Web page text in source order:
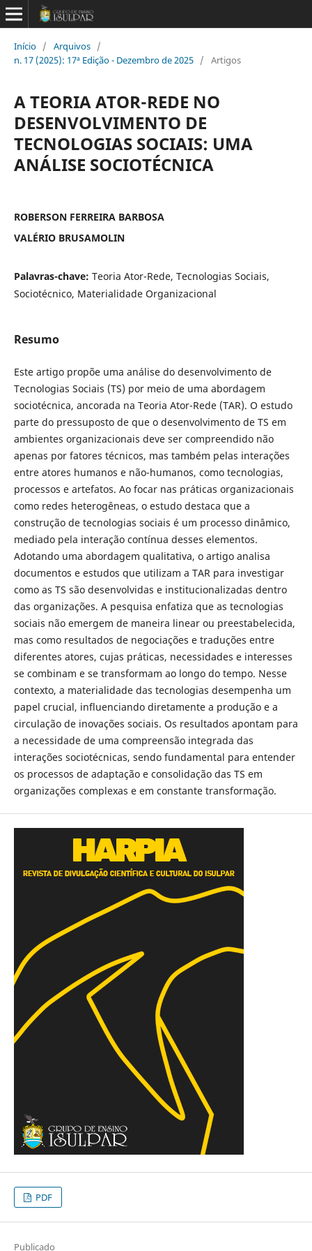
Início / Arquivos /
n. 17 (2025): 17ª Edição - Dezembro de 2025 / Artigos
A TEORIA ATOR-REDE NO
DESENVOLVIMENTO DE
TECNOLOGIAS SOCIAIS: UMA
ANÁLISE SOCIOTÉCNICA
ROBERSON FERREIRA BARBOSA
VALÉRIO BRUSAMOLIN
Palavras-chave: Teoria Ator-Rede, Tecnologias Sociais,
Sociotécnico, Materialidade Organizacional
Resumo
Este artigo propõe uma análise do desenvolvimento de
Tecnologias Sociais (TS) por meio de uma abordagem
sociotécnica, ancorada na Teoria Ator-Rede (TAR). O estudo
parte do pressuposto de que o desenvolvimento de TS em
ambientes organizacionais deve ser compreendido não
apenas por fatores técnicos, mas também pelas interações
entre atores humanos e não-humanos, como tecnologias,
processos e artefatos. Ao focar nas práticas organizacionais
como redes heterogêneas, o estudo destaca que a
construção de tecnologias sociais é um processo dinâmico,
mediado pela interação contínua desses elementos.
Adotando uma abordagem qualitativa, o artigo analisa
documentos e estudos que utilizam a TAR para investigar
como as TS são desenvolvidas e institucionalizadas dentro
das organizações. A pesquisa enfatiza que as tecnologias
sociais não emergem de maneira linear ou preestabelecida,
mas como resultados de negociações e traduções entre
diferentes atores, cujas práticas, necessidades e interesses
se combinam e se transformam ao longo do tempo. Nesse
contexto, a materialidade das tecnologias desempenha um
papel crucial, influenciando diretamente a produção e a
circulação de inovações sociais. Os resultados apontam para
a necessidade de uma compreensão integrada das
interações sociotécnicas, sendo fundamental para entender
os processos de adaptação e consolidação das TS em
organizações complexas e em constante transformação.
PDF
Publicado